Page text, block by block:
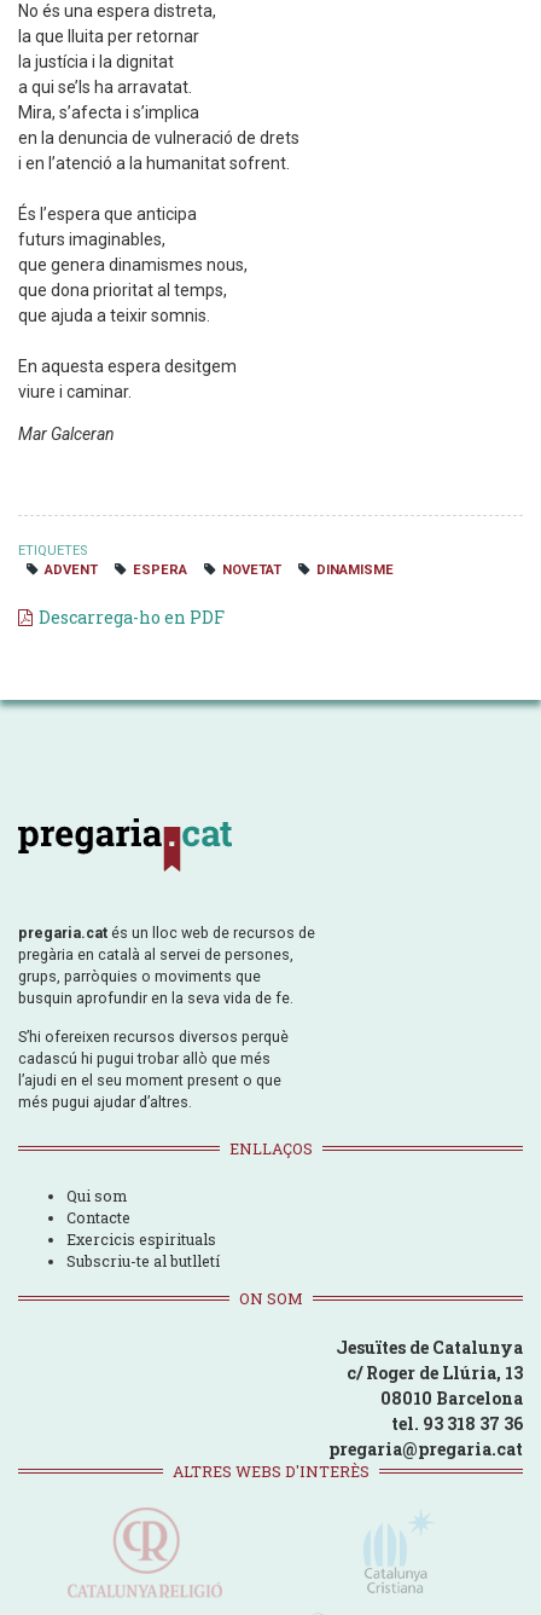
No és una espera distreta,
la que lluita per retornar
la justícia i la dignitat
a qui se’ls ha arravatat.
Mira, s’afecta i s’implica
en la denuncia de vulneració de drets
i en l’atenció a la humanitat sofrent.
És l’espera que anticipa
futurs imaginables,
que genera dinamismes nous,
que dona prioritat al temps,
que ajuda a teixir somnis.
En aquesta espera desitgem
viure i caminar.
Mar Galceran
ETIQUETES
ADVENT
ESPERA NOVETAT DINAMISME
Descarrega-ho en PDF
pregaria.cat és un lloc web de recursos de
pregària en català al servei de persones,
grups, parròquies o moviments que
busquin aprofundir en la seva vida de fe.
S’hi ofereixen recursos diversos perquè
cadascú hi pugui trobar allò que més
l’ajudi en el seu moment present o que
més pugui ajudar d’altres.
ENLLAÇOS
Qui som
Contacte
Exercicis espirituals
Subscriu-te al butlletí
ON SOM
Jesuïtes de Catalunya
c/ Roger de Llúria, 13
08010 Barcelona
tel. 93 318 37 36
pregaria@pregaria.cat
ALTRES WEBS D'INTERÈS